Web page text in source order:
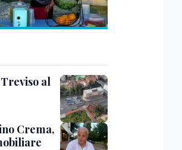
al
Crema,